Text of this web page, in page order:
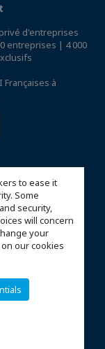
to ease it
Some
security,
will concern
your
our cookies
d'entreprises
entreprises | 4 000
à